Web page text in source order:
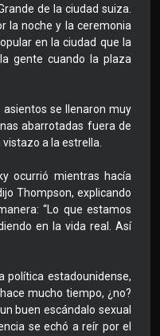
de la ciudad suiza.
la noche y la ceremonia
en la ciudad que la
gente cuando la plaza
asientos se llenaron muy
abarrotadas fuera de
a la estrella.
ocurrió mientras hacía
Thompson, explicando
“Lo que estamos
en la vida real. Así
política estadounidense,
mucho tiempo, ¿no?
buen escándalo sexual
se echó a reír por el